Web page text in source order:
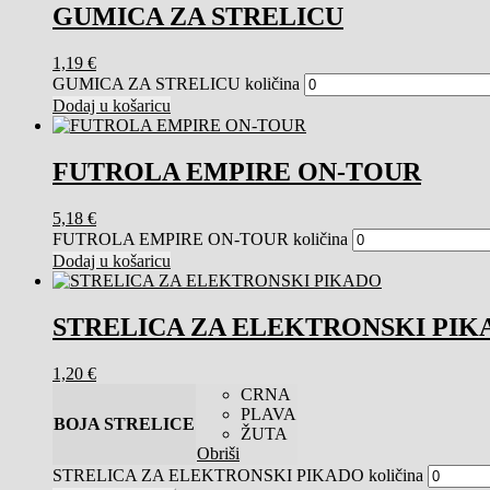
GUMICA ZA STRELICU
1,19 €
GUMICA ZA STRELICU količina
Dodaj u košaricu
FUTROLA EMPIRE ON-TOUR
5,18 €
FUTROLA EMPIRE ON-TOUR količina
Dodaj u košaricu
STRELICA ZA ELEKTRONSKI
1,20 €
BOJA STRELICE
CRNA
PLAVA
ŽUTA
Obriši
STRELICA ZA ELEKTRONSKI PIKADO količina